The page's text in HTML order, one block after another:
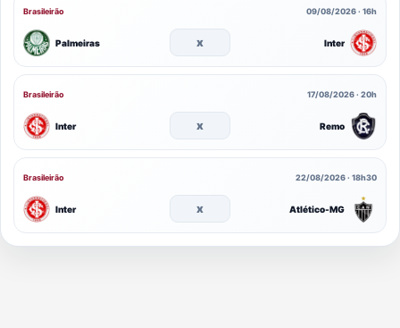
Brasileirão 09/08/2026 · 16h
Palmeiras x Inter
Brasileirão 17/08/2026 · 20h
Inter x Remo
Brasileirão 22/08/2026 · 18h30
Inter x Atlético-MG